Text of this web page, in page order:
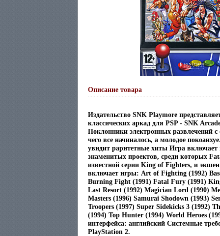
Описание товара
Издательство SNK Playmore
классических аркад для PSP - SNK
Поклонники электронных развлечений
чего все начиналось, а молодое
увидит раритетные хиты Игра включает
знаменитых проектов, среди которых
известной серии King of Fighters, и
включает игры: Art of Fighting (1992)
Burning Fight (1991) Fatal Fury (1991)
Last Resort (1992) Magician Lord (1990)
Masters (1996) Samurai Shodown (1993)
Troopers (1997) Super Sidekicks 3 (1992)
(1994) Top Hunter (1994) World Heroes
интерфейса: английский Системные
PlayStation 2.